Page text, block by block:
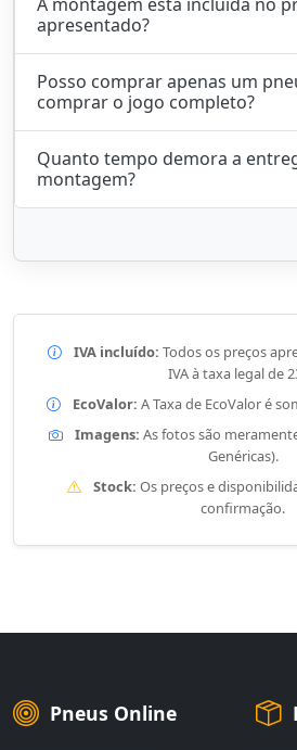
apresentado?
Posso comprar apenas um
comprar o jogo completo?
Quanto tempo demora a
montagem?
IVA incluído: Todos os preços
IVA à taxa legal de
EcoValor: A Taxa de EcoValor é
Imagens: As fotos são
Genéricas).
Stock: Os preços e
confirmação.
Pneus Online